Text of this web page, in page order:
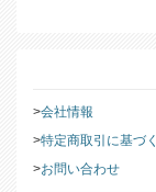
会社情報
特定商取引に基づ
お問い合わせ